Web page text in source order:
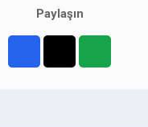
Paylaşın